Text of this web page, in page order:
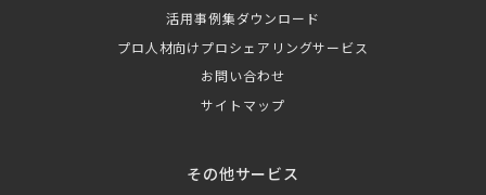
活用事例集ダウンロード
プロ人材向けプロシェアリングサービス
お問い合わせ
サイトマップ
その他サービス